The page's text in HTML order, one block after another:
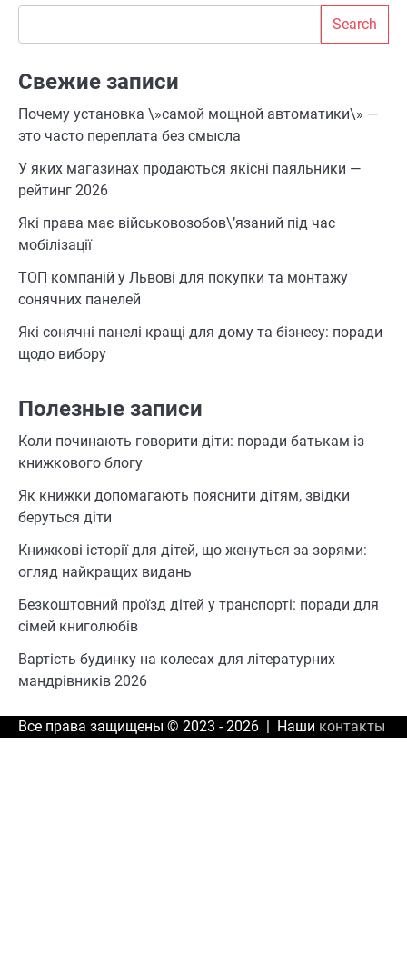
Search
Свежие записи
Почему установка \»самой мощной автоматики\» —
это часто переплата без смысла
У яких магазинах продаються якісні паяльники —
рейтинг 2026
Які права має військовозобов\’язаний під час
мобілізації
ТОП компаній у Львові для покупки та монтажу
сонячних панелей
Які сонячні панелі кращі для дому та бізнесу: поради
щодо вибору
Полезные записи
Коли починають говорити діти: поради батькам із
книжкового блогу
Як книжки допомагають пояснити дітям, звідки
беруться діти
Книжкові історії для дітей, що женуться за зорями:
огляд найкращих видань
Безкоштовний проїзд дітей у транспорті: поради для
сімей книголюбів
Вартість будинку на колесах для літературних
мандрівників 2026
Все права защищены © 2023 - 2026 | Наши контакты